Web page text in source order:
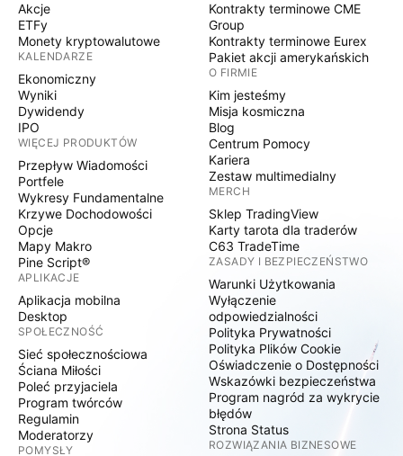
Akcje
ETFy
Monety kryptowalutowe
KALENDARZE
Ekonomiczny
Wyniki
Dywidendy
IPO
WIĘCEJ PRODUKTÓW
Przepływ Wiadomości
Portfele
Wykresy Fundamentalne
Krzywe Dochodowości
Opcje
Mapy Makro
Pine Script®
APLIKACJE
Aplikacja mobilna
Desktop
SPOŁECZNOŚĆ
Sieć społecznościowa
Ściana Miłości
Poleć przyjaciela
Program twórców
Regulamin
Moderatorzy
POMYSŁY
Kontrakty terminowe CME
Group
Kontrakty terminowe Eurex
Pakiet akcji amerykańskich
O FIRMIE
Kim jesteśmy
Misja kosmiczna
Blog
Centrum Pomocy
Kariera
Zestaw multimedialny
MERCH
Sklep TradingView
Karty tarota dla traderów
C63 TradeTime
ZASADY I BEZPIECZEŃSTWO
Warunki Użytkowania
Wyłączenie
odpowiedzialności
Polityka Prywatności
Polityka Plików Cookie
Oświadczenie o Dostępności
Wskazówki bezpieczeństwa
Program nagród za wykrycie
błędów
Strona Status
ROZWIĄZANIA BIZNESOWE